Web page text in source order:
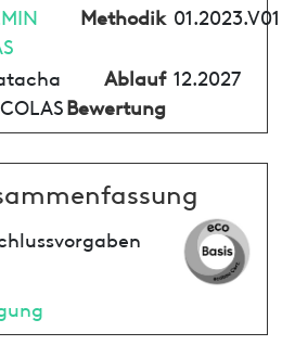
Methodik 01.2023.V01
Ablauf
Bewertung
12.2027